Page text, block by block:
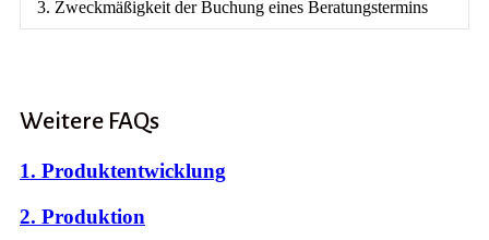
3. Zweckmäßigkeit der Buchung eines Beratungstermins
Weitere FAQs
1. Produktentwicklung
2. Produktion